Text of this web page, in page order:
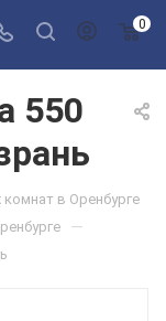
0
550
в Оренбурге
—